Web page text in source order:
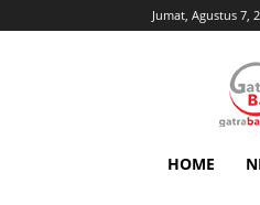
Jumat, Agustus 7,
HOME